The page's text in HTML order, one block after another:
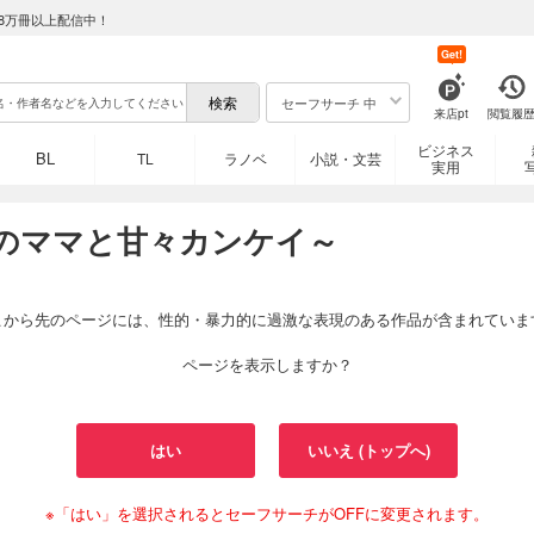
冊以上配信中！
セーフサーチ 中
来店pt
Get!
閲覧履歴
BL TL ラノベ 小説・文芸
ビジネス
実用
ママと甘々カンケイ～
ら先のページには、性的・暴力的に過激な表現のある作品が含まれてい
ページを表示しますか？
はい いいえ (トップへ)
※「はい」を選択されるとセーフサーチがOFFに変更されます。